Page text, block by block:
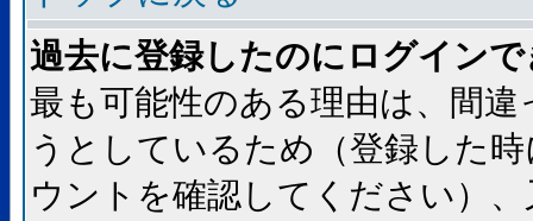
過去に登録したのにログイン
最も可能性のある理由は、間
うとしているため（登録した
ウントを確認してください）